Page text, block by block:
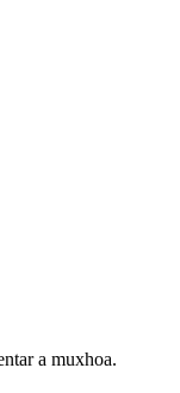
a muxhoa.